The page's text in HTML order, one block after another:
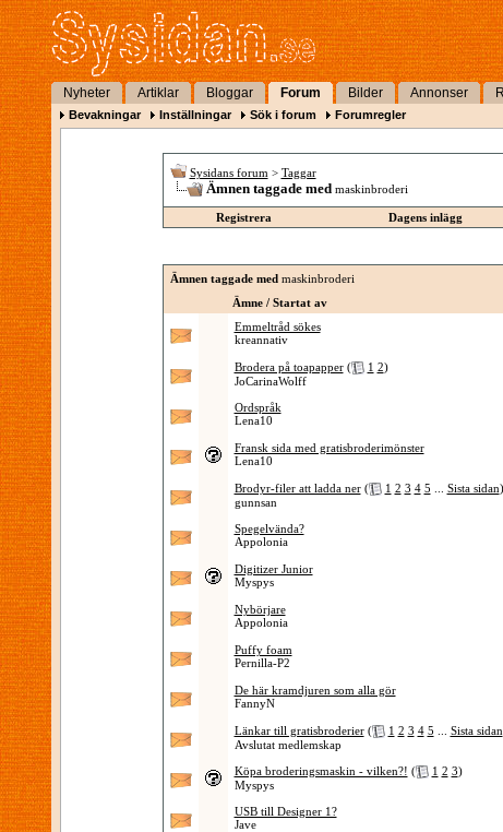
Nyheter Artiklar Bloggar Forum Bilder Annonser
Bevakningar Inställningar Sök i forum Forumregler
Sysidans forum > Taggar
Ämnen taggade med maskinbroderi
Registrera
Dagens inlägg
Ämnen taggade med maskinbroderi
Ämne / Startat av
Emmeltråd sökes
kreannativ
Brodera på toapapper ( 1 2)
JoCarinaWolff
Ordspråk
Lena10
Fransk sida med gratisbroderimönster
Lena10
Brodyr-filer att ladda ner ( 1 2 3 4 5 Sista sidan)
gunnsan
Spegelvända?
Appolonia
Digitizer Junior
Myspys
Nybörjare
Appolonia
Puffy foam
Pernilla-P2
De här kramdjuren som alla gör
FannyN
Länkar till gratisbroderier ( 1 2 3 4 5 Sista sidan
Avslutat medlemskap
Köpa broderingsmaskin - vilken?! ( 1 2 3)
Myspys
USB till Designer 1?
Jave